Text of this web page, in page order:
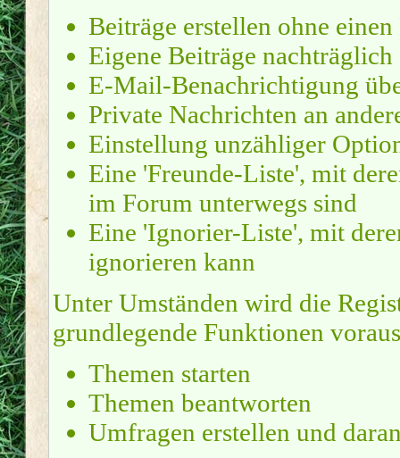
Beiträge erstellen ohne
Eigene Beiträge nachträglich
E-Mail-Benachrichtigung
Private Nachrichten an
Einstellung unzähliger
Eine 'Freunde-Liste', mit
im Forum unterwegs sind
Eine 'Ignorier-Liste', mit
ignorieren kann
Unter Umständen wird die
grundlegende Funktionen
Themen starten
Themen beantworten
Umfragen erstellen und